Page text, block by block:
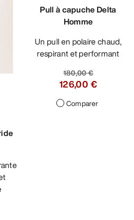
Pull à capuche Delta
Homme
Un pull en polaire chaud,
respirant et performant
180,00 €
126,00 €
Comparer